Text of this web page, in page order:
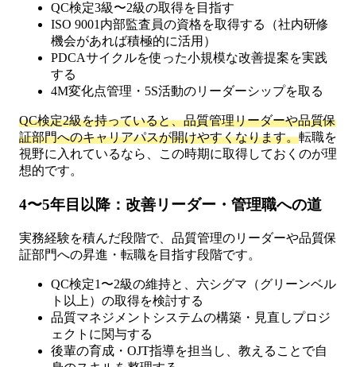
QC検定3級〜2級の取得を目指す
ISO 9001内部監査員の資格を取得する（社内研修
機会があれば積極的に活用）
PDCAサイクルを使った小規模な改善提案を実践
する
4M変化点管理・5S活動のリーダーシップを取る
QC検定2級を持っていると、品質管理リーダーや品質保
証部門へのキャリアパスが開けやすくなります。転職を
視野に入れているなら、この時期に取得しておくのが理
想的です。
4〜5年目以降：改善リーダー・管理職への道
実務経験を積んだ段階で、品質管理のリーダーや品質保
証部門への昇進・転職を目指す段階です。
QC検定1〜2級の維持と、六シグマ（グリーンベル
ト以上）の取得を検討する
品質マネジメントシステムの構築・見直しプロジ
ェクトに関与する
後輩の育成・OJT指導を担当し、教えることで自